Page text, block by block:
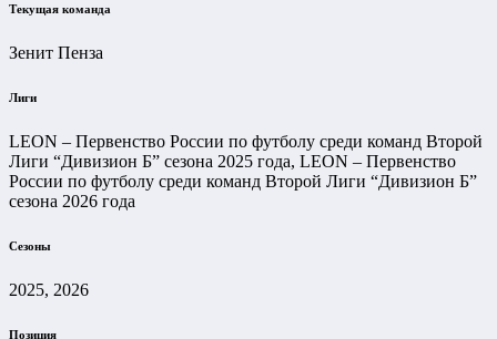
Текущая команда
Зенит Пенза
Лиги
LEON – Первенство России по футболу среди команд Второй
Лиги “Дивизион Б” сезона 2025 года, LEON – Первенство
России по футболу среди команд Второй Лиги “Дивизион Б”
сезона 2026 года
Сезоны
2025, 2026
Позиция